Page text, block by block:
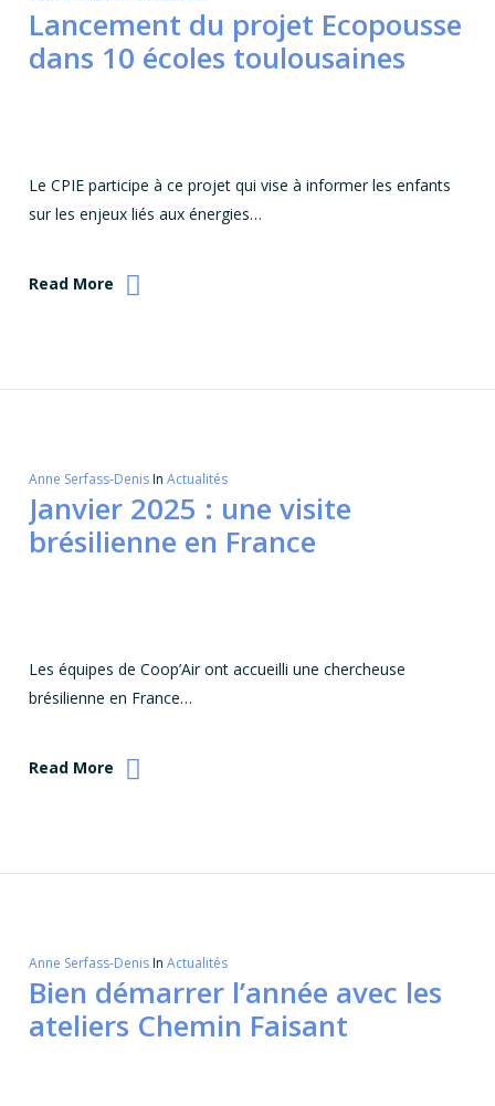
Lancement du projet Ecopousse
dans 10 écoles toulousaines
Le CPIE participe à ce projet qui vise à informer les enfants
sur les enjeux liés aux énergies…
Read More
Anne Serfass-DenisIn Actualités
Janvier 2025 : une visite
brésilienne en France
Les équipes de Coop’Air ont accueilli une chercheuse
brésilienne en France…
Read More
Anne Serfass-DenisIn Actualités
Bien démarrer l’année avec les
ateliers Chemin Faisant